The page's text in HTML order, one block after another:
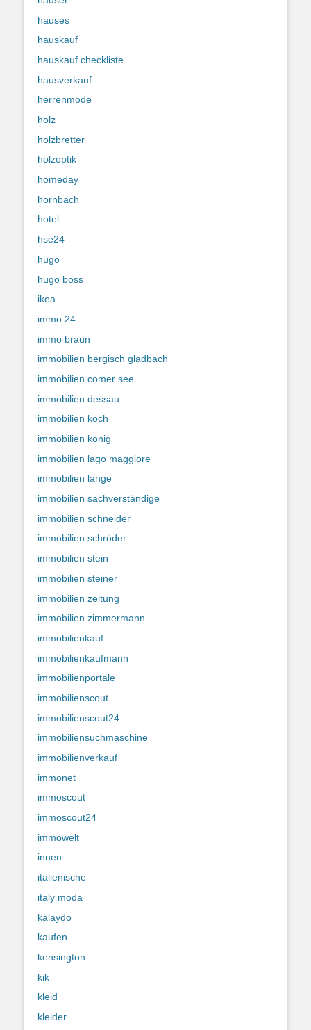
hauses
hauskauf
hauskauf checkliste
hausverkauf
herrenmode
holz
holzbretter
holzoptik
homeday
hornbach
hotel
hse24
hugo
hugo boss
ikea
immo 24
immo braun
immobilien bergisch gladbach
immobilien comer see
immobilien dessau
immobilien koch
immobilien könig
immobilien lago maggiore
immobilien lange
immobilien sachverständige
immobilien schneider
immobilien schröder
immobilien stein
immobilien steiner
immobilien zeitung
immobilien zimmermann
immobilienkauf
immobilienkaufmann
immobilienportale
immobilienscout
immobilienscout24
immobiliensuchmaschine
immobilienverkauf
immonet
immoscout
immoscout24
immowelt
innen
italienische
italy moda
kalaydo
kaufen
kensington
kik
kleid
kleider